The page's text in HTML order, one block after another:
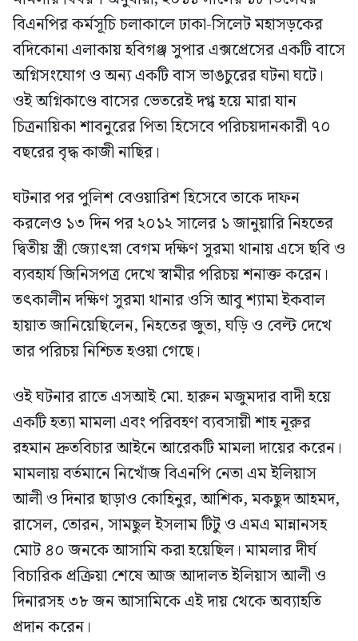
বিএনপির কর্মসূচি চলাকালে ঢাকা-সিলেট মহাসড়কের
বদিকোনা এলাকায় হবিগঞ্জ সুপার এক্সপ্রেসের একটি বাসে
অগ্নিসংযোগ ও অন্য একটি বাস ভাঙচুরের ঘটনা ঘটে।
ওই অগ্নিকাণ্ডে বাসের ভেতরেই দগ্ধ হয়ে মারা যান
চিত্রনায়িকা শাবনুরের পিতা হিসেবে পরিচয়দানকারী ৭০
বছরের বৃদ্ধ কাজী নাছির।
ঘটনার পর পুলিশ বেওয়ারিশ হিসেবে তাকে দাফন
করলেও ১৩ দিন পর ২০১২ সালের ১ জানুয়ারি নিহতের
দ্বিতীয় স্ত্রী জ্যোৎস্না বেগম দক্ষিণ সুরমা থানায় এসে ছবি ও
ব্যবহার্য জিনিসপত্র দেখে স্বামীর পরিচয় শনাক্ত করেন।
তৎকালীন দক্ষিণ সুরমা থানার ওসি আবু শ্যামা ইকবাল
হায়াত জানিয়েছিলেন, নিহতের জুতা, ঘড়ি ও বেল্ট দেখে
তার পরিচয় নিশ্চিত হওয়া গেছে।
ওই ঘটনার রাতে এসআই মো. হারুন মজুমদার বাদী হয়ে
একটি হত্যা মামলা এবং পরিবহণ ব্যবসায়ী শাহ নূরুর
রহমান দ্রুতবিচার আইনে আরেকটি মামলা দায়ের করেন।
মামলায় বর্তমানে নিখোঁজ বিএনপি নেতা এম ইলিয়াস
আলী ও দিনার ছাড়াও কোহিনুর, আশিক, মকছুদ আহমদ,
রাসেল, তোরন, সামছুল ইসলাম টিটু ও এমএ মান্নানসহ
মোট ৪০ জনকে আসামি করা হয়েছিল। মামলার দীর্ঘ
বিচারিক প্রক্রিয়া শেষে আজ আদালত ইলিয়াস আলী ও
দিনারসহ ৩৮ জন আসামিকে এই দায় থেকে অব্যাহতি
প্রদান করেন।